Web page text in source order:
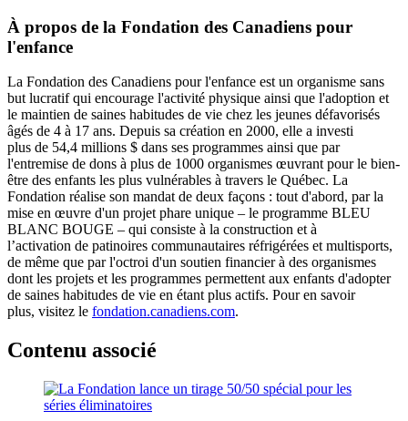
À propos de la Fondation des Canadiens pour
l'enfance
La Fondation des Canadiens pour l'enfance est un organisme sans
but lucratif qui encourage l'activité physique ainsi que l'adoption et
le maintien de saines habitudes de vie chez les jeunes défavorisés
âgés de 4 à 17 ans. Depuis sa création en 2000, elle a investi
plus de 54,4 millions $ dans ses programmes ainsi que par
l'entremise de dons à plus de 1000 organismes œuvrant pour le bien-
être des enfants les plus vulnérables à travers le Québec. La
Fondation réalise son mandat de deux façons : tout d'abord, par la
mise en œuvre d'un projet phare unique – le programme BLEU
BLANC BOUGE – qui consiste à la construction et à
l’activation de patinoires communautaires réfrigérées et multisports,
de même que par l'octroi d'un soutien financier à des organismes
dont les projets et les programmes permettent aux enfants d'adopter
de saines habitudes de vie en étant plus actifs. Pour en savoir
plus, visitez le fondation.canadiens.com.
Contenu associé